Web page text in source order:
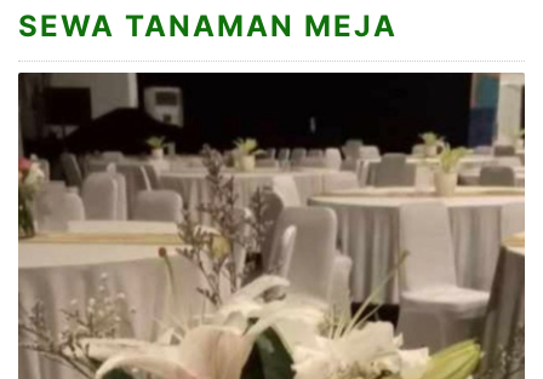
SEWA TANAMAN MEJA